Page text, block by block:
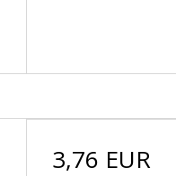
3,76 EUR